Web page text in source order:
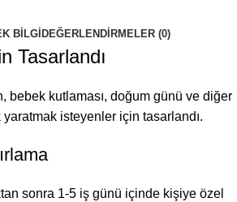
BILGI DEĞERLENDIRMELER (0)
Tasarlandı
bebek kutlaması, doğum günü ve diğer
isteyenler için tasarlandı.
sonra 1-5 iş günü içinde kişiye özel